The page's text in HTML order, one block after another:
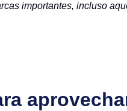
importantes, incluso